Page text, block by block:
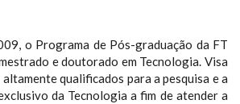
o Programa de Pós-graduação da FT
e doutorado em Tecnologia. Visa
qualificados para a pesquisa e a
da Tecnologia a fim de atender a